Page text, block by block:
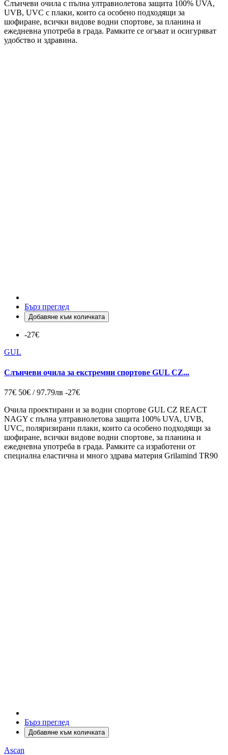
Слънчеви очила с пълна ултравиолетова защита 100% UVA,
UVB, UVC с плаки, които са особено подходящи за
шофиране, всички видове водни спортове, за планина и
ежедневна употреба в града. Рамките се огъват и осигуряват
удобство и здравина.
Бърз преглед
Добавяне към количката
-27€
GUL
Слънчеви очила за екстремни спортове GUL CZ...
77€ 50€ / 97.79лв -27€
Очила проектирани и за водни спортове GUL CZ REACT
NAGY с пълна ултравиолетова защита 100% UVA, UVB,
UVC, поляризирани плаки, които са особено подходящи за
шофиране, всички видове водни спортове, за планина и
ежедневна употреба в града. Рамките са изработени от
специална еластична и много здрава материя Grilamind TR90
Бърз преглед
Добавяне към количката
Ascan